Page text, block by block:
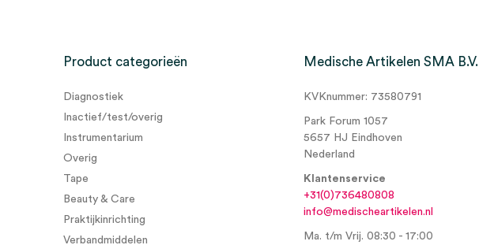
Product categorieën
Diagnostiek
Inactief/test/overig
Instrumentarium
Overig
Tape
Beauty & Care
Praktijkinrichting
Verbandmiddelen
Medische Artikelen SMA B.V.
KVKnummer: 73580791
Park Forum 1057
5657 HJ Eindhoven
Nederland
Klantenservice
+31(0)736480808
info@medischeartikelen.nl
Ma. t/m Vrij. 08:30 - 17:00